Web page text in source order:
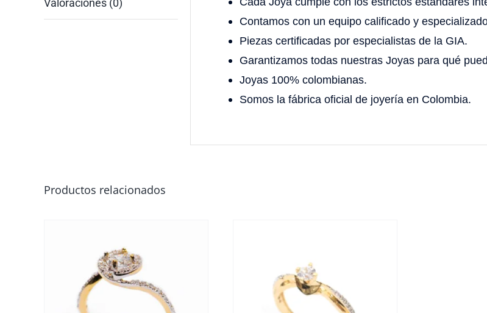
Valoraciones (0)
Contamos con un equipo calificado y
Piezas certificadas por especialistas de la GIA.
Garantizamos todas nuestras Joyas para qué
Joyas 100% colombianas.
Somos la fábrica oficial de joyería en Colombia.
Productos relacionados